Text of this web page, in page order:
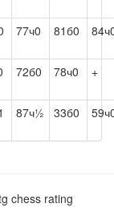
77ч0 81б0
72б0 78ч0 +
87ч½ 33б0
chess rating